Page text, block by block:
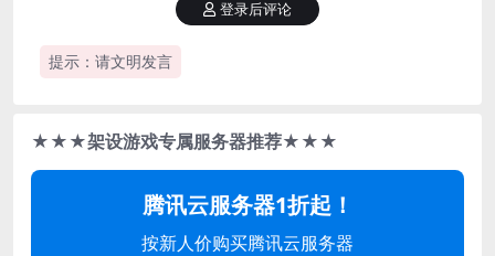
提示：请文明发言
登录后评论
★★★架设游戏专属服务器推荐★★★
腾讯云服务器1折起！
按新人价购买腾讯云服务器